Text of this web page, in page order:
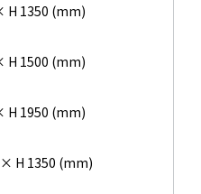
H 1350 (mm)
H 1500 (mm)
H 1950 (mm)
H 1350 (mm)